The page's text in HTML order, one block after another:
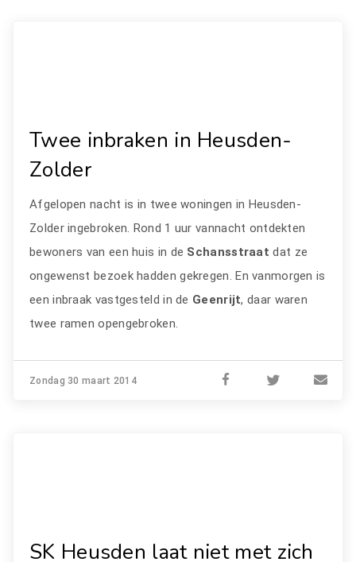
Twee inbraken in Heusden-
Zolder
Afgelopen nacht is in twee woningen in Heusden-
Zolder ingebroken. Rond 1 uur vannacht ontdekten
bewoners van een huis in de Schansstraatdat ze
ongewenst bezoek hadden gekregen. En vanmorgen is
een inbraak vastgesteld in de Geenrijt, daar waren
twee ramen opengebroken.
Zondag 30 maart 2014
SK Heusden laat niet met zich